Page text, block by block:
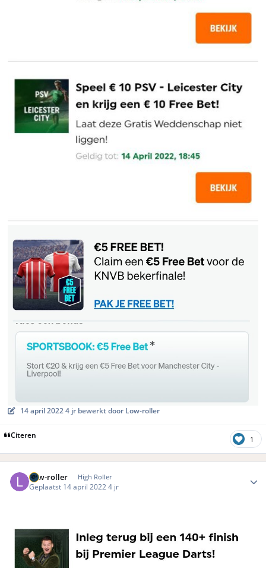
14 april 20224 jr bewerkt door Low-roller
Citeren 1
Low-roller High Roller
Geplaatst 14 april 20224 jr